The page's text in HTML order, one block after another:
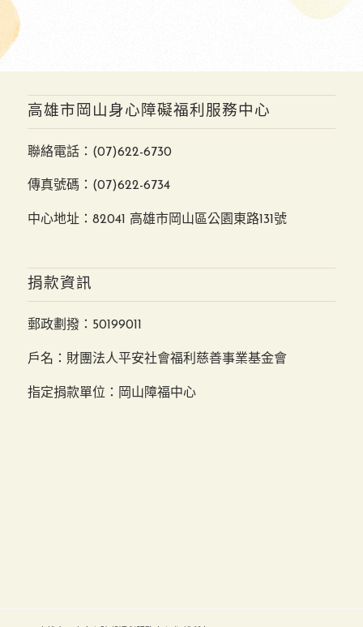
高雄市岡山身心障礙福利服務中心
聯絡電話： (07)622-6730
傳真號碼：(07)622-6734
中心地址：82041 高雄市岡山區公園東路131號
捐款資訊
郵政劃撥：50199011
戶名：財團法人平安社會福利慈善事業基金會
指定捐款單位：岡山障福中心